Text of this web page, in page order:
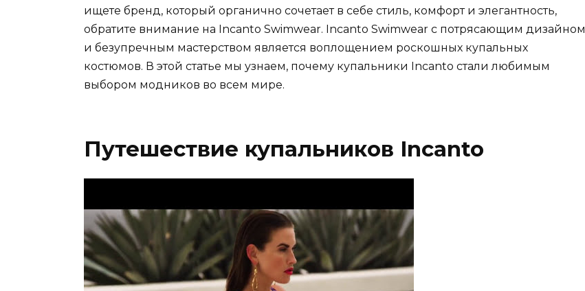
ищете бренд, который органично сочетает в себе стиль, комфорт и элегантность,
обратите внимание на Incanto Swimwear. Incanto Swimwear с потрясающим дизайном
и безупречным мастерством является воплощением роскошных купальных
костюмов. В этой статье мы узнаем, почему купальники Incanto стали любимым
выбором модников во всем мире.
Путешествие купальников Incanto